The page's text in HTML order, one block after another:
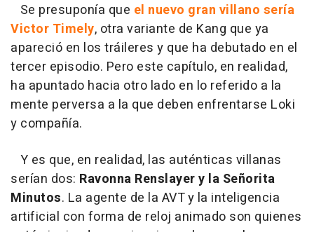
Se presuponía que el nuevo gran villano sería
Victor Timely, otra variante de Kang que ya
apareció en los tráileres y que ha debutado en el
tercer episodio. Pero este capítulo, en realidad,
ha apuntado hacia otro lado en lo referido a la
mente perversa a la que deben enfrentarse Loki
y compañía.
Y es que, en realidad, las auténticas villanas
serían dos: Ravonna Renslayery la Señorita
Minutos. La agente de la AVT y la inteligencia
artificial con forma de reloj animado son quienes